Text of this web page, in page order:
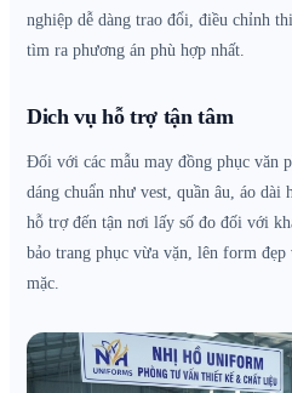
nghiệp dễ dàng trao đổi, điều chỉnh
tìm ra phương án phù hợp nhất.
Dich vụ hỗ trợ tận tâm
Đối với các mẫu may đồng phục văn
dáng chuẩn như vest, quần âu, áo dài
hỗ trợ đến tận nơi lấy số đo đối với
bảo trang phục vừa vặn, lên form
mặc.